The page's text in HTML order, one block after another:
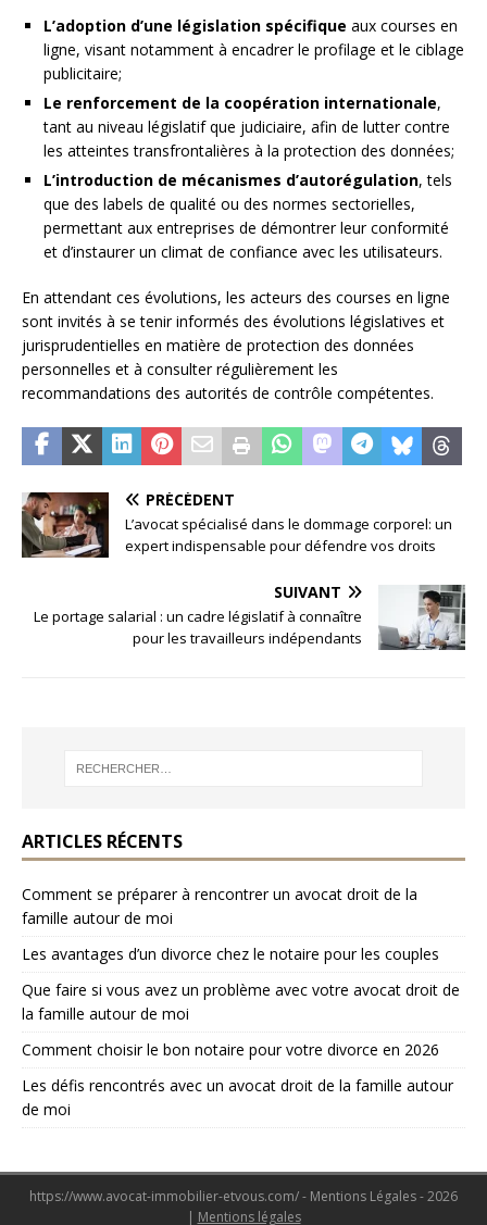
L’adoption d’une législation spécifique aux courses en
ligne, visant notamment à encadrer le profilage et le ciblage
publicitaire;
Le renforcement de la coopération internationale,
tant au niveau législatif que judiciaire, afin de lutter contre
les atteintes transfrontalières à la protection des données;
L’introduction de mécanismes d’autorégulation, tels
que des labels de qualité ou des normes sectorielles,
permettant aux entreprises de démontrer leur conformité
et d’instaurer un climat de confiance avec les utilisateurs.
En attendant ces évolutions, les acteurs des courses en ligne
sont invités à se tenir informés des évolutions législatives et
jurisprudentielles en matière de protection des données
personnelles et à consulter régulièrement les
recommandations des autorités de contrôle compétentes.
PRÉCÉDENT
L’avocat spécialisé dans le dommage corporel: un
expert indispensable pour défendre vos droits
SUIVANT
Le portage salarial : un cadre législatif à connaître
pour les travailleurs indépendants
ARTICLES RÉCENTS
Comment se préparer à rencontrer un avocat droit de la
famille autour de moi
Les avantages d’un divorce chez le notaire pour les couples
Que faire si vous avez un problème avec votre avocat droit de
la famille autour de moi
Comment choisir le bon notaire pour votre divorce en 2026
Les défis rencontrés avec un avocat droit de la famille autour
de moi
https://www.avocat-immobilier-etvous.com/ - Mentions Légales - 2026
| Mentions légales